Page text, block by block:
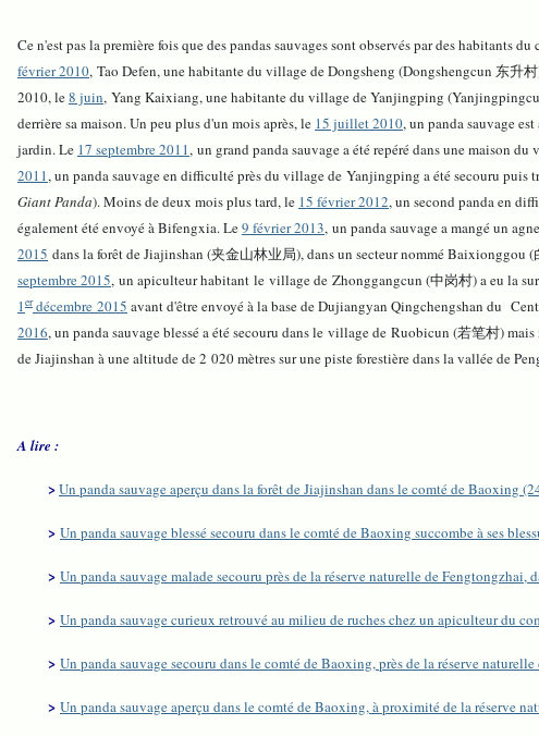
Ce n'est pas la première fois que des pandas sauvages sont observés par des habitants
février 2010, Tao Defen, une habitante du village de Dongsheng (Dongshengcun 东升
2010, le8 juin, Yang Kaixiang, une habitante du village de Yanjingping
derrière sa maison. Un peu plus d'un mois après, le 15 juillet 2010, un panda sauvage
jardin. Le 17 septembre 2011, un grand panda sauvage a été repéré dans une maison
2011, un panda sauvage en difficulté près du village de Yanjingping a été secouru puis
Giant Panda). Moins de deux mois plus tard, le 15 février 2012, un second panda en
également été envoyé à Bifengxia. Le9 février 2013, un panda sauvage a mangé un
2015 dans la forêt de Jiajinshan (夹金山林业局), dans un secteur nommé Baixionggou
septembre 2015, un apiculteur habitant le village de Zhonggangcun (中岗村) a eu la
1erdécembre 2015 avant d'être envoyé à la base de Dujiangyan Qingchengshan du
2016, un panda sauvage blessé a été secouru dans le village de Ruobicun (若笔村)
de Jiajinshan à une altitude de 2 020 mètres sur une piste forestière dans la vallée de
A lire :
>Un panda sauvage aperçu dans la forêt de Jiajinshan dans le comté de Baoxing
> Un panda sauvage blessé secouru dans le comté de Baoxing succombe à ses
> Un panda sauvage malade secouru près de la réserve naturelle de
> Un panda sauvage curieux retrouvé au milieu de ruches chez un apiculteur du
> Un panda sauvage secouru dans le comté de Baoxing, près de la réserve
> Un panda sauvage aperçu dans le comté de Baoxing, à proximité de la réserve